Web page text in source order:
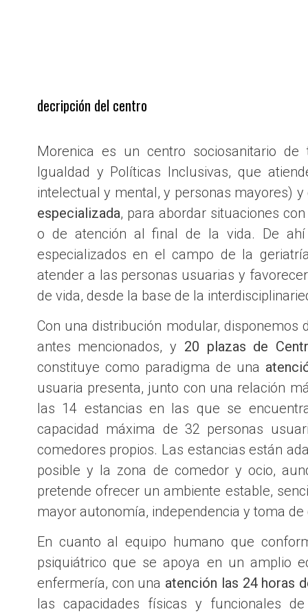
decripción del centro
Morenica es un centro sociosanitario
Igualdad y Políticas Inclusivas, que
intelectual y mental, y personas mayores) y
especializada, para abordar situaciones
o de atención al final de la vida. De ahí
especializados en el campo de la
atender a las personas usuarias y
de vida, desde la base de la
Con una distribución modular, disponemos
antes mencionados, y 20 plazas de
constituye como paradigma de una
usuaria presenta, junto con una relación
las 14 estancias en las que se
capacidad máxima de 32 personas
comedores propios. Las estancias están
posible y la zona de comedor y ocio,
pretende ofrecer un ambiente estable,
mayor autonomía, independencia y toma de
En cuanto al equipo humano que
psiquiátrico que se apoya en un amplio
enfermería, con una atención las 24 horas
las capacidades físicas y funcionales